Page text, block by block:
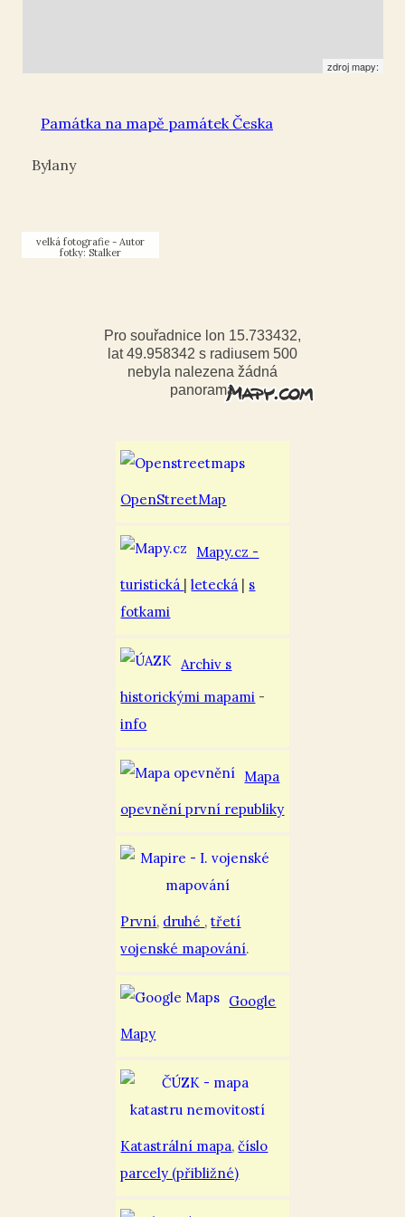
zdroj mapy:
Památka na mapě památek Česka
Bylany
Autor
fotky: Stalker
Pro souřadnice lon 15.733432,
lat 49.958342 s radiusem 500
nebyla nalezena žádná
panorama
OpenStreetMap
Mapy.cz -
turistická
|letecká
s
fotkami
Archiv s
historickými mapami -
info
Mapa
opevnění první republiky
První, druhé ,třetí
vojenské mapování.
Google
Mapy
Katastrální mapa,číslo
parcely (přibližné)